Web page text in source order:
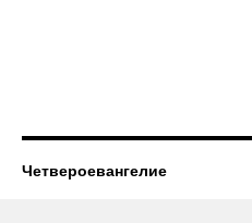
Четвероевангелие